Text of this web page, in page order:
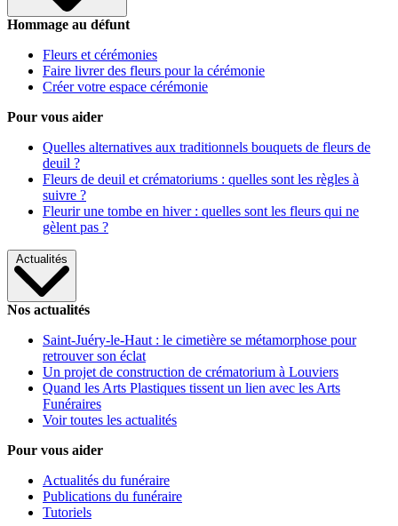
Hommage au défunt
Fleurs et cérémonies
Faire livrer des fleurs pour la cérémonie
Créer votre espace cérémonie
Pour vous aider
Quelles alternatives aux traditionnels bouquets de fleurs de
deuil ?
Fleurs de deuil et crématoriums : quelles sont les règles à
suivre ?
Fleurir une tombe en hiver : quelles sont les fleurs qui ne
gèlent pas ?
Actualités
Nos actualités
Saint-Juéry-le-Haut : le cimetière se métamorphose pour
retrouver son éclat
Un projet de construction de crématorium à Louviers
Quand les Arts Plastiques tissent un lien avec les Arts
Funéraires
Voir toutes les actualités
Pour vous aider
Actualités du funéraire
Publications du funéraire
Tutoriels